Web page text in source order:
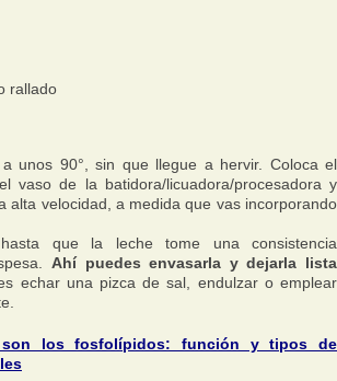
rallado
unos 90°, sin que llegue a hervir. Coloca el
vaso de la batidora/licuadora/procesadora y
alta velocidad, a medida que vas incorporando
que la leche tome una consistencia
Ahí puedes envasarla y dejarla lista
echar una pizca de sal, endulzar o emplear
son los fosfolípidos: función y tipos de